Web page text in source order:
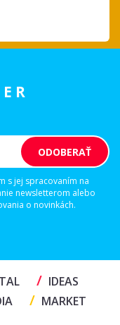
s jej spracovaním na
newsletterom alebo
o novinkách.
/ IDEAS
/ MARKET